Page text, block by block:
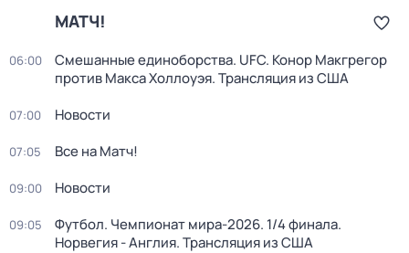
МАТЧ!
06:00
Смешанные единоборства. UFC. Конор Макгрегор
против Макса Холлоуэя. Трансляция из США
07:00 Новости
07:05 Все на Матч!
09:00 Новости
09:05
Футбол. Чемпионат мира-2026. 1/4 финала.
Норвегия - Англия. Трансляция из США